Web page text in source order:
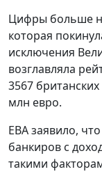
Цифры больше
которая
исключения
возглавляла
3567
млн евро.
EBA заявило,
банкиров с
такими